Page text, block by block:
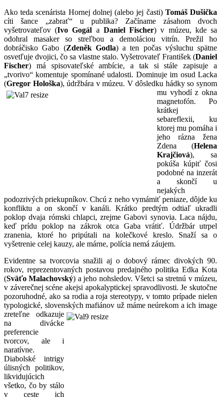
Ako teda scenárista Hornej dolnej (alebo jej časti) Tomáš Dušička
cíti šance „zabrať“ u publika? Začíname zásahom dvoch
vyšetrovateľov (Ivo Gogál a Daniel Fischer) v múzeu, kde sa
odohral masaker so streľbou a demoláciou vitrín. Prežil ho
dobráčisko Gabo (Zdeněk Godla) a ten počas výsluchu spätne
osvetľuje dvojici, čo sa vlastne stalo. Vyšetrovateľ František (Daniel
Fischer) má spisovateľské ambície, a tak si stále zapisuje a
„tvorivo“ komentuje spomínané udalosti. Dominuje im osud Lacka
(Gregor Hološka), údržbára v múzeu. V dôsledku hádky so synom
mu vyhodí z okna
magnetofón. Po
krátkej
sebareflexii, ku
ktorej mu pomáha i
jeho rázna žena
Zdena (Helena
Krajčiová), sa
pokúša kúpiť čosi
podobné na inzerát
a skončí u
nejakých
podozrivých priekupníkov. Chcú z neho vymámiť peniaze, dôjde ku
konfliktu a on skončí v kanáli. Krátko predtým odtiaľ ukradli
poklop dvaja rómski chlapci, zrejme Gabovi synovia. Laca nájdu,
keď prídu poklop na zákrok otca Gaba vrátiť. Údržbár utrpel
zranenia, ktoré ho pripútali na kolečkové kreslo. Snaží sa o
vyšetrenie celej kauzy, ale márne, polícia nemá záujem.
Evidentne sa tvorcovia snažili aj o dobový rámec divokých 90.
rokov, reprezentovaných postavou predajného politika Edka Kota
(Sväťo Malachovský) a jeho nohsledov. Všetci sa stretnú v múzeu,
v záverečnej scéne akejsi apokalyptickej spravodlivosti. Je skutočne
pozoruhodné, ako sa rodia a roja stereotypy, v tomto prípade nielen
typologické, slovenských mafiánov už máme neúrekom a ich image
zreteľne odkazuje
na divácke
preferencie
tvorcov, ale i
naratívne.
Diabolské intrigy
úlisných politikov,
likvidujúcich
všetko, čo by stálo
v ceste ich